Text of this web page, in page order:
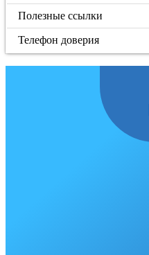
Полезные ссылки
Телефон доверия